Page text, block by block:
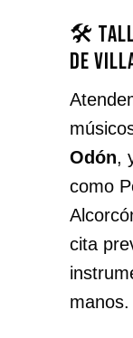
🛠️
de
Odón,
como
cita
manos.